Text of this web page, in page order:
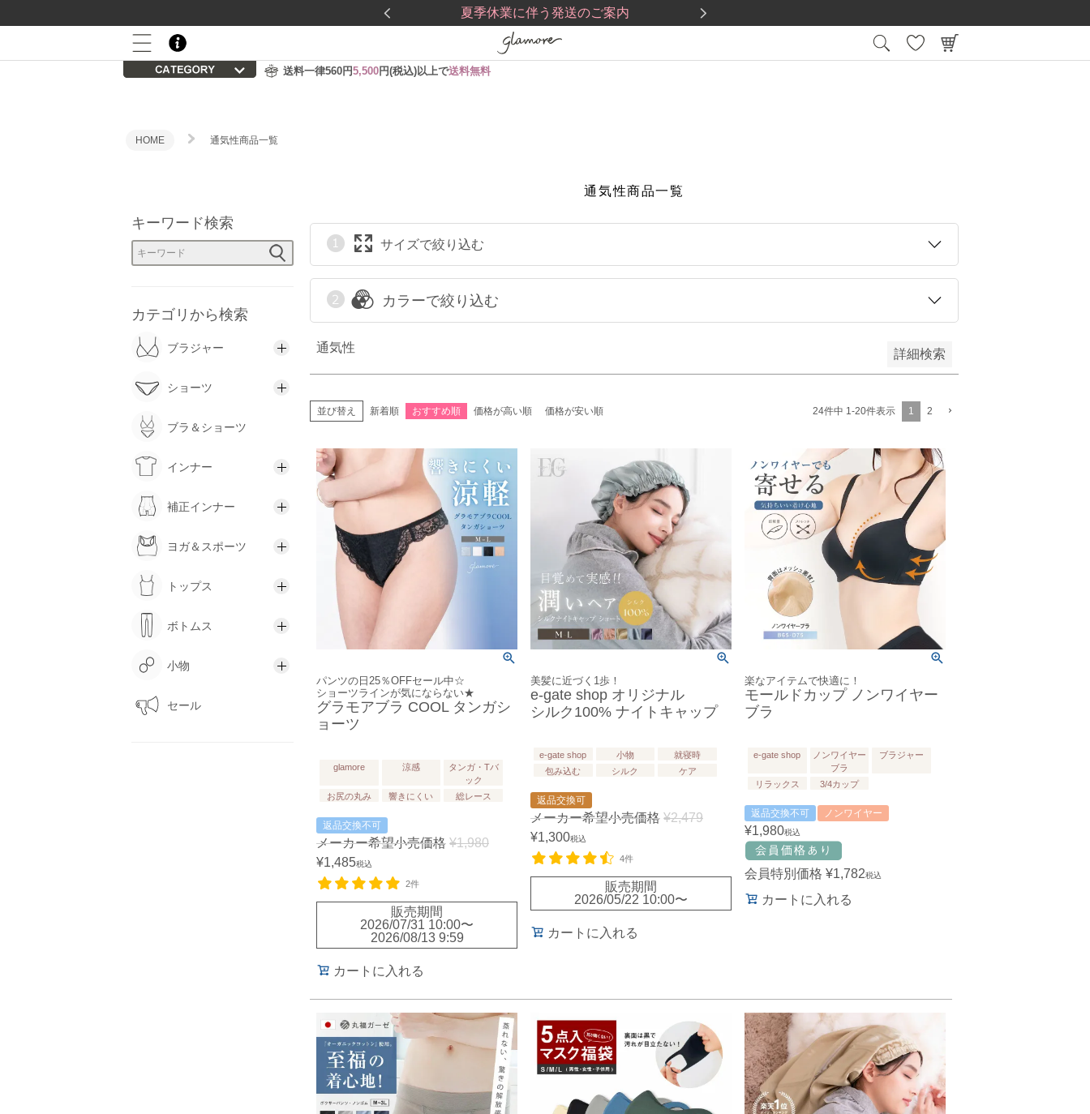
夏季休業に伴う発送のご案内
送料一律560円5,500円(税込)以上で送料無料
HOME 通気性商品一覧
キーワード検索
カテゴリから検索
ブラジャー
ショーツ
ブラ＆ショーツ
インナー
補正インナー
ヨガ＆スポーツ
トップス
ボトムス
小物
セール
通気性商品一覧
サイズで絞り込む
カラーで絞り込む
通気性 詳細検索
翌日発送
在庫なし商品を表示しない
検索
並び替え 新着順 おすすめ順 価格が高い順 価格が安い順 24件中 1-20件表示 1 2
パンツの日25％OFFセール中☆
ショーツラインが気にならない★
グラモアブラ COOL タンガシ
ョーツ
glamore 涼感
タンガ・Tバ
ック
お尻の丸み
響きにくい 総レース
返品交換不可
メーカー希望小売価格 ¥1,980
¥1,485税込
2件
販売期間
2026/07/31 10:00〜
2026/08/13 9:59
カートに入れる
美髪に近づく1歩！
e-gate shop オリジナル
シルク100% ナイトキャップ
e-gate shop 小物
就寝時
包み込む
シルク ケア
返品交換可
メーカー希望小売価格 ¥2,479
¥1,300税込
4件
販売期間
2026/05/22 10:00〜
カートに入れる
楽なアイテムで快適に！
モールドカップ ノンワイヤー
ブラ
e-gate shop
ノンワイヤー
ブラ
ブラジャー
リラックス 3/4カップ
返品交換不可 ノンワイヤー
¥1,980税込
会員特別価格 ¥1,782税込
カートに入れる